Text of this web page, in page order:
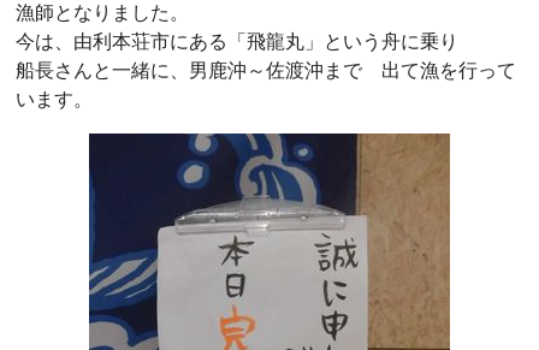
漁師となりました。
今は、由利本荘市にある「飛龍丸」という舟に乗り
船長さんと一緒に、男鹿沖～佐渡沖まで 出て漁を行って
います。